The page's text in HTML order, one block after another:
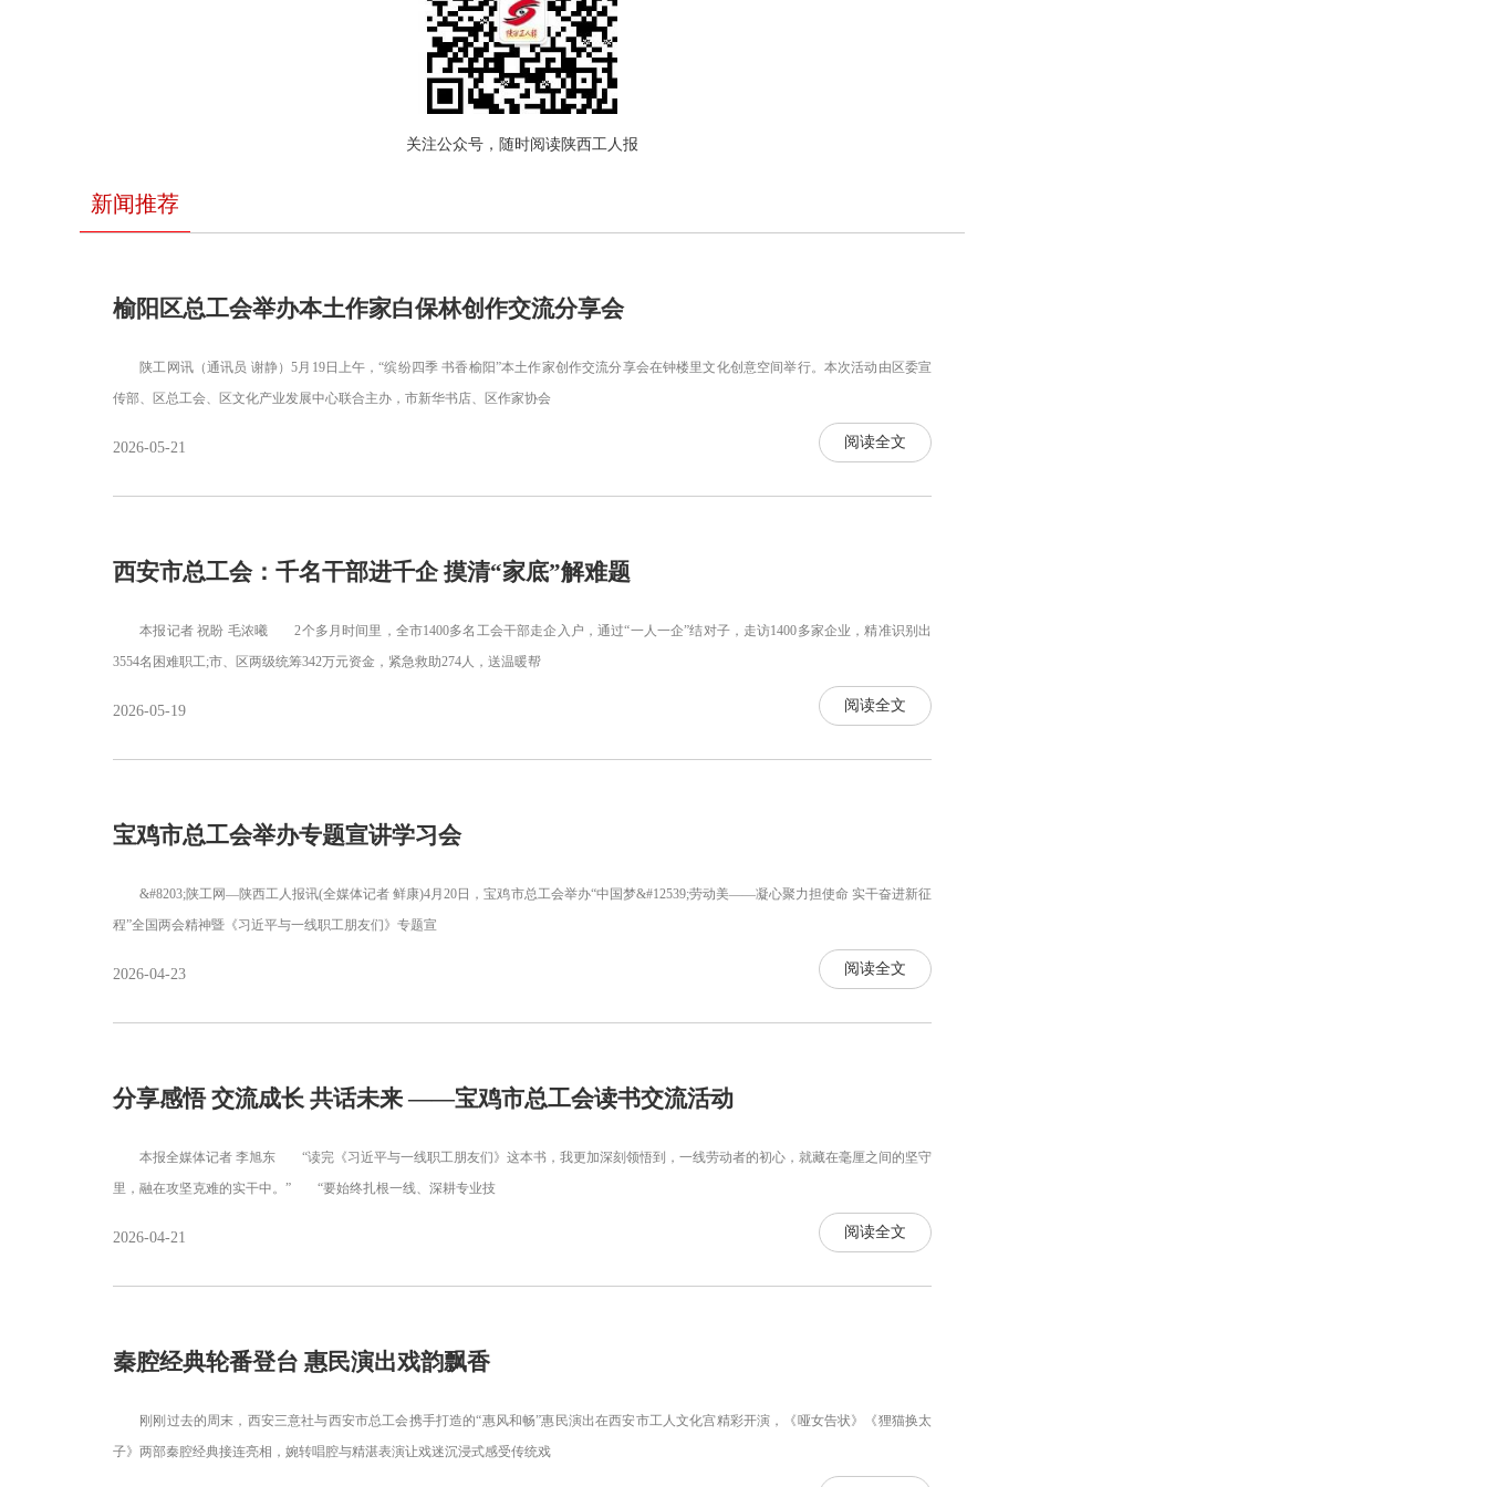
关注公众号，随时阅读陕西工人报
新闻推荐
榆阳区总工会举办本土作家白保林创作交流分享会
陕工网讯（通讯员 谢静）5月19日上午，“缤纷四季 书香榆阳”本土作家创作交流分享会在钟楼里文化创意空间举行。本次活动由区委宣
传部、区总工会、区文化产业发展中心联合主办，市新华书店、区作家协会
2026-05-21 阅读全文
西安市总工会：千名干部进千企 摸清“家底”解难题
本报记者 祝盼 毛浓曦 2个多月时间里，全市1400多名工会干部走企入户，通过“一人一企”结对子，走访1400多家企业，精准识别出
3554名困难职工;市、区两级统筹342万元资金，紧急救助274人，送温暖帮
2026-05-19 阅读全文
宝鸡市总工会举办专题宣讲学习会
&#8203;陕工网—陕西工人报讯(全媒体记者 鲜康)4月20日，宝鸡市总工会举办“中国梦&#12539;劳动美——凝心聚力担使命 实干奋进新征
程”全国两会精神暨《习近平与一线职工朋友们》专题宣
2026-04-23 阅读全文
分享感悟 交流成长 共话未来 ——宝鸡市总工会读书交流活动
本报全媒体记者 李旭东 “读完《习近平与一线职工朋友们》这本书，我更加深刻领悟到，一线劳动者的初心，就藏在毫厘之间的坚守
里，融在攻坚克难的实干中。” “要始终扎根一线、深耕专业技
2026-04-21 阅读全文
秦腔经典轮番登台 惠民演出戏韵飘香
刚刚过去的周末，西安三意社与西安市总工会携手打造的“惠风和畅”惠民演出在西安市工人文化宫精彩开演，《哑女告状》《狸猫换太
子》两部秦腔经典接连亮相，婉转唱腔与精湛表演让戏迷沉浸式感受传统戏